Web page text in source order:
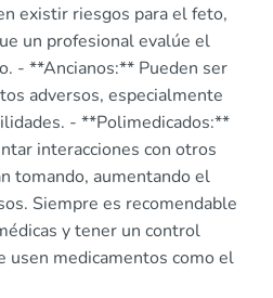
existir riesgos para el feto,
un profesional evalúe el
- **Ancianos:** Pueden ser
adversos, especialmente
- **Polimedicados:**
interacciones con otros
tomando, aumentando el
Siempre es recomendable
y tener un control
usen medicamentos como el